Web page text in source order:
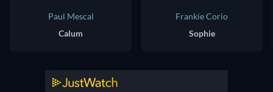
Paul Mescal
Calum
Frankie Corio
Sophie